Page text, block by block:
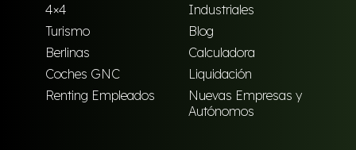
4×4
Industriales
Turismo
Blog
Berlinas
Calculadora
Coches GNC
Liquidación
Renting Empleados
Nuevas Empresas y
Autónomos